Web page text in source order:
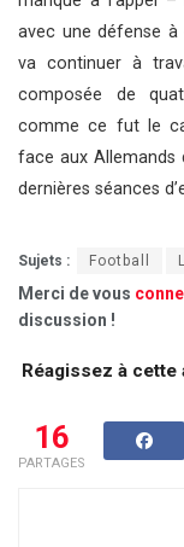
avec une défense
va continuer à
composée de
comme ce fut le
face aux Allemands
dernières séances
Sujets : Football
Merci de vous
discussion !
Réagissez à
16
PARTAGES